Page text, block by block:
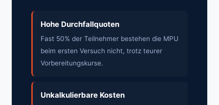
Hohe Durchfallquoten
Fast 50% der Teilnehmer bestehen die MPU
beim ersten Versuch nicht, trotz teurer
Vorbereitungskurse.
Unkalkulierbare Kosten